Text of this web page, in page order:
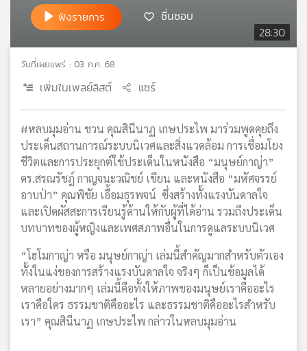
แผนที่
วิทยุ
เครือ
28:30
ฟังรายการ ชื่นชอบ
วันที่เผยแพร่ : 03 ก.ค. 68
เพิ่มในเพลย์ลิสต์ แชร์
#หลบมุมอ่าน ชวน คุณสินีนาฏ เกษประไพ มาร่วมพูดคุยถึง
ประเด็นสถานการณ์ระบบนิเวศและสิ่งแวดล้อม การเชื่อมโยง
ชีวิตและการประยุกต์ใช้ประเด็นในหนังสือ “มนุษย์กาญ่า”
ดร.สรณรัชฎ์ กาญจนะวณิชย์ เขียน และหนังสือ “มหัศจรรย์
อาบป่า” คุณพิชัย เอื้อมธุรพจน์ ซึ่งสร้างทั้งแรงบันดาลใจ
และเปิดผัสสะการเรียนรู้ด้านให้กับผู้ที่ได้อ่าน รวมถึงประเด็น
บทบาทของผู้หญิงและเพศสภาพอื่นในการดูแลระบบนิเวศ
“โฮโมกาญ่า หรือ มนุษย์กาญ่า เล่มนี้สำคัญมากสำหรับตัวเอง
ทั้งในแง่ของการสร้างแรงบันดาลใจ จริงๆ ก็เป็นข้อมูลได้
หลายอย่างมากๆ เล่มนี้คือทั้งให้ภาพของมนุษย์เราคืออะไร
เราคือใคร ธรรมชาติคืออะไร และธรรมชาติคืออะไรสำหรับ
เรา” คุณสินีนาฏ เกษประไพ กล่าวในหลบมุมอ่าน